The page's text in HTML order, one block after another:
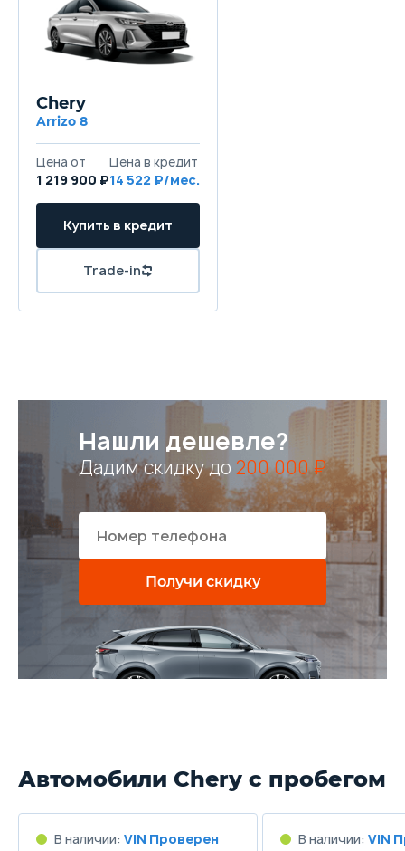
Chery
Arrizo 8
Цена от
1 219 900 ₽
Цена в кредит
14 522 ₽/мес.
Купить в кредит
Trade-in
Нашли дешевле?
Дадим скидку до 200 000 ₽
Получи скидку
Автомобили Chery с пробегом
В наличии: VIN Проверен В наличии: VIN